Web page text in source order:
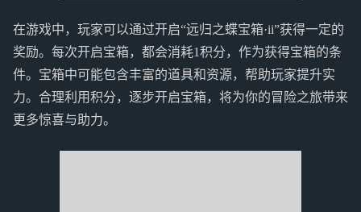
在游戏中，玩家可以通过开启“远归之蝶宝箱·ii”获得一定的
奖励。每次开启宝箱，都会消耗1积分，作为获得宝箱的条
件。宝箱中可能包含丰富的道具和资源，帮助玩家提升实
力。合理利用积分，逐步开启宝箱，将为你的冒险之旅带来
更多惊喜与助力。